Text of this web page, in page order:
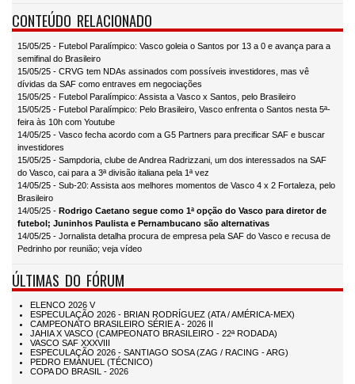
CONTEÚDO RELACIONADO
15/05/25 - Futebol Paralímpico: Vasco goleia o Santos por 13 a 0 e avança para a
semifinal do Brasileiro
15/05/25 - CRVG tem NDAs assinados com possíveis investidores, mas vê
dívidas da SAF como entraves em negociações
15/05/25 - Futebol Paralímpico: Assista a Vasco x Santos, pelo Brasileiro
15/05/25 - Futebol Paralímpico: Pelo Brasileiro, Vasco enfrenta o Santos nesta 5ª-
feira às 10h com Youtube
14/05/25 - Vasco fecha acordo com a G5 Partners para precificar SAF e buscar
investidores
15/05/25 - Sampdoria, clube de Andrea Radrizzani, um dos interessados na SAF
do Vasco, cai para a 3ª divisão italiana pela 1ª vez
14/05/25 - Sub-20: Assista aos melhores momentos de Vasco 4 x 2 Fortaleza, pelo
Brasileiro
14/05/25 - Rodrigo Caetano segue como 1ª opção do Vasco para diretor de
futebol; Juninhos Paulista e Pernambucano são alternativas
14/05/25 - Jornalista detalha procura de empresa pela SAF do Vasco e recusa de
Pedrinho por reunião; veja vídeo
ÚLTIMAS DO FÓRUM